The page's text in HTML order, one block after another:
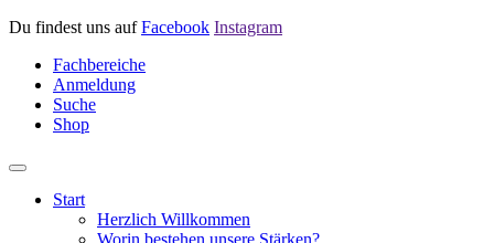
Du findest uns aufFacebook Instagram
Fachbereiche
Anmeldung
Suche
Shop
Start
Herzlich Willkommen
Worin bestehen unsere Stärken?